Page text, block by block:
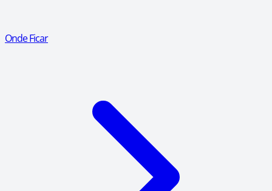
Onde Ficar